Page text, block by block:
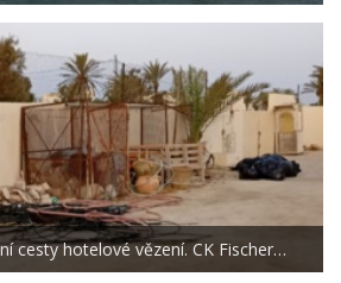
cesty hotelové vězení. CK Fischer…